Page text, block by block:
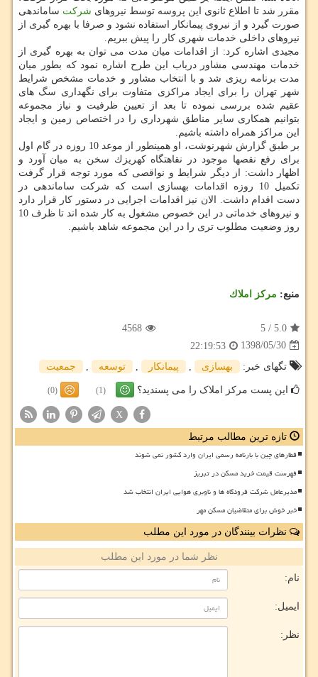
مقرر شد تا اطلاع ثانوی این پروسه توسط نیروهای شركت ساماندهی
صورت گیرد و از نیروی پیمانكار استفاده نشود و صرفا با بهره گیری از
نیروهای داخلی خدمات شهری كار را پیش ببریم.
مجیدی اشاره كرد: از اقدامات میان مدت می توان به بهره گیری از
خدمات مهندسی مشاور درباب این طرح اشاره نمود كه بطور میان
مدت برنامه ریزی شد و با انتخاب مشاور و خدمات مشخص شرایط
شهر تهران را برای ایجاد مراكزی متفاوت برای نگهداری سگ های
عقیم شده بررسی نموده تا بعد از تعیین ظرفیت و نیاز مجموعه
بتوانیم همكاری سایر مناطق شهرداری را در اختصاص زمین و ایجاد
این مراكز همراه داشته باشیم.
بر طبق گزارش شهرنوشت، او همینطور از موعد 10 روزه در گام اول
برای رفع نقصها موجود در نقاهتگاه كهریزك سخن به میان آورد و
اظهار داشت: از دیگر شرایط و نواقصی كه مورد توجه قرار گرفت
تكمیل 10 روزه اقدامات بهسازی است كه شركت ساماندهی در
دست اقدام داشت. الان نیز اقدامات اجرایی در دستور كار قرار دارد
و نیروهای خدماتی در این خصوص مشغول به كار شده اند تا ظرف 10
روز وضعیت مطلوب تری را در این مجموعه شاهد باشیم.
منبع: مركز املاك
5.0
/
5
4568
1398/05/30
22:19:53
تگهای خبر:
بهسازی , پیمانكار , توسعه , جمعیت
این پست مرکز املاک را می پسندید؟ (1)
(0)
X
تازه ترین مطالب مرتبط
قطارهای چین با بارنامه رسمی ایران وارد کشور نمی شوند
فهرست قیمت خرید مسکن در تبریز
مدیرعامل شرکت فرودگاه ها و ناوبری هوایی ایران انتخاب شد
خبر خوش برای متقاضیان مسکن مهر
نظرات بینندگان در مورد این مطلب
نظر شما در مورد این مطلب
نام:
ایمیل:
نظر: